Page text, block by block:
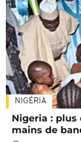
NIGÉRIA
Nigeria : plus
mains de